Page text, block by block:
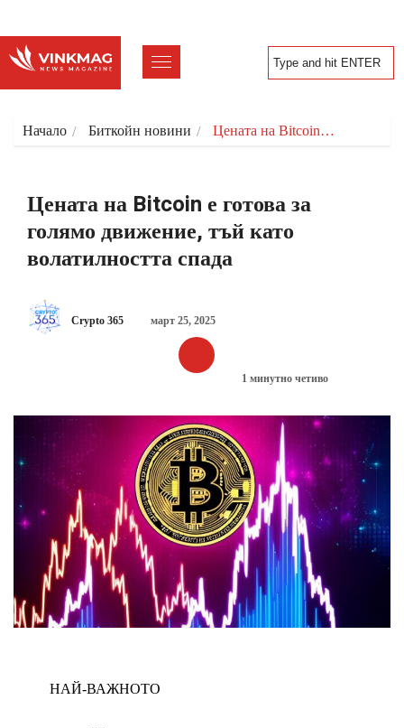
Начало Биткойн новини Цената на Bitcoin…
Цената на Bitcoin е готова за
голямо движение, тъй като
волатилността спада
Crypto 365 март 25, 2025
1 минутно четиво
НАЙ-ВАЖНОТО